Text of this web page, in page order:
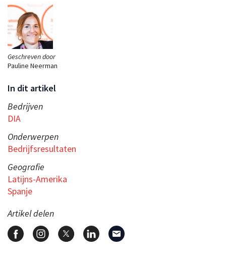
Geschreven door
Pauline Neerman
In dit artikel
Bedrijven
DIA
Onderwerpen
Bedrijfsresultaten
Geografie
Latijns-Amerika
Spanje
Artikel delen